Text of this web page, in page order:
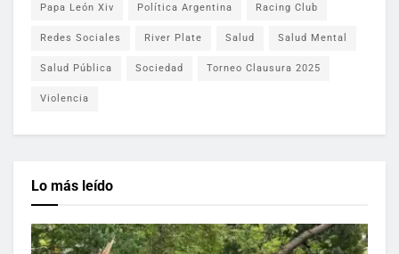
Papa León Xiv Política Argentina Racing Club
Redes Sociales River Plate Salud Salud Mental
Salud Pública Sociedad Torneo Clausura 2025
Violencia
Lo más leído